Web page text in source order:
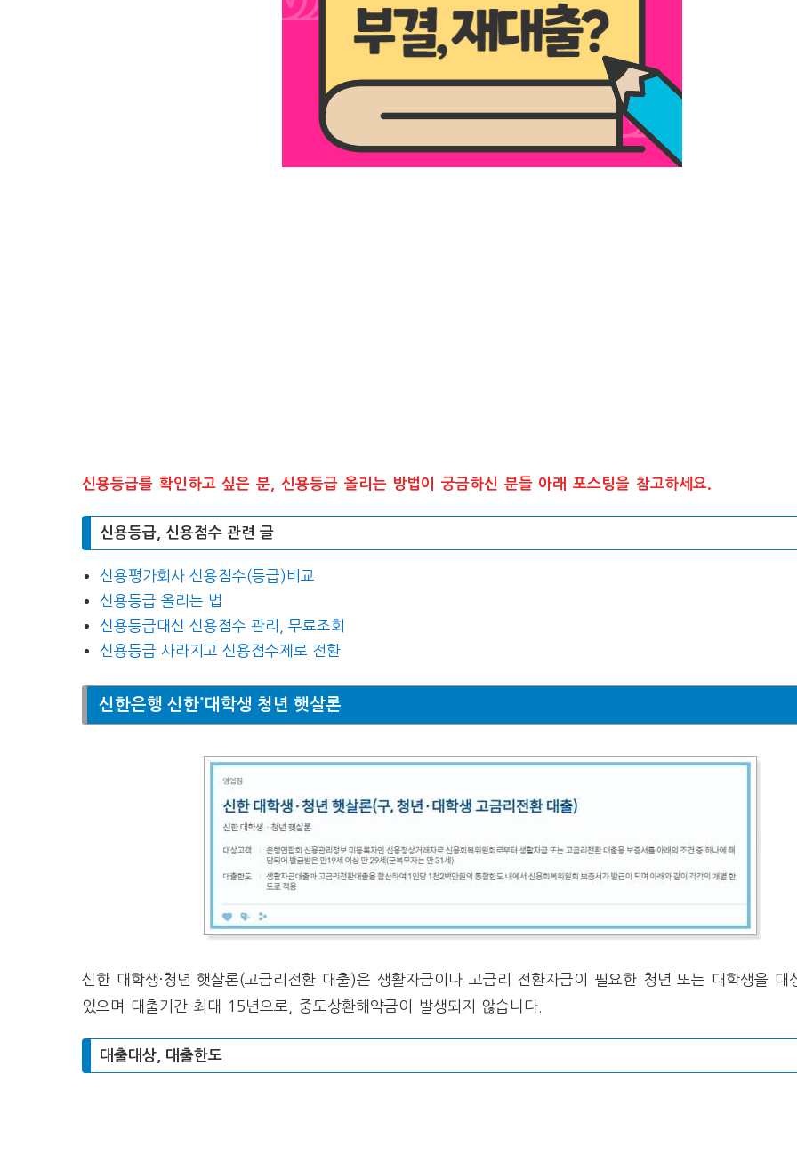
신용등급를 확인하고 싶은 분, 신용등급 올리는 방법이 궁금하신 분들 아래 포스팅을 참고하세요.
신용등급, 신용점수 관련 글
신용평가회사 신용점수(등급)비교
신용등급 올리는 법
신용등급대신 신용점수 관리, 무료조회
신용등급 사라지고 신용점수제로 전환
신한은행 신한˙대학생 청년 햇살론
신한 대학생·청년 햇살론(고금리전환 대출)은 생활자금이나 고금리 전환자금이 필요한 청년 또는 대학생을 대
있으며 대출기간 최대 15년으로, 중도상환해약금이 발생되지 않습니다.
대출대상, 대출한도